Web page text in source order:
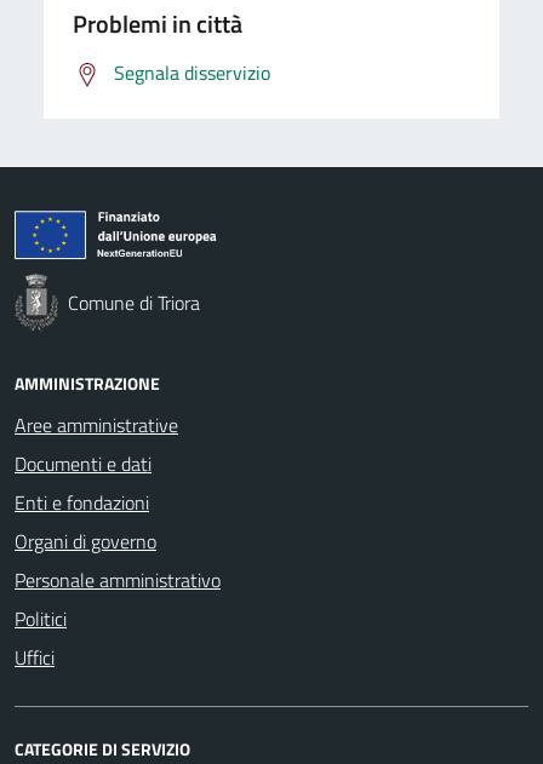
Problemi in città
Segnala disservizio
Comune di Triora
AMMINISTRAZIONE
Aree amministrative
Documenti e dati
Enti e fondazioni
Organi di governo
Personale amministrativo
Politici
Uffici
CATEGORIE DI SERVIZIO